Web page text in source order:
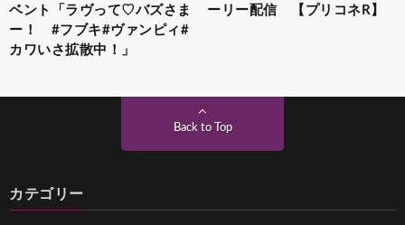
ベント「ラヴって♡バズさま
ー！ #フブキ#ヴァンピィ#
カワいさ拡散中！」
ーリー配信 【プリコネR】
Back to Top
カテゴリー